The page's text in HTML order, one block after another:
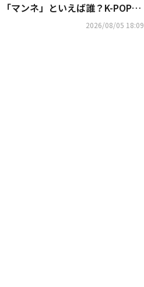
「マンネ」といえば誰？K-POP推
しタイプ別調査の結果が明らかに
2026/08/05 18:09